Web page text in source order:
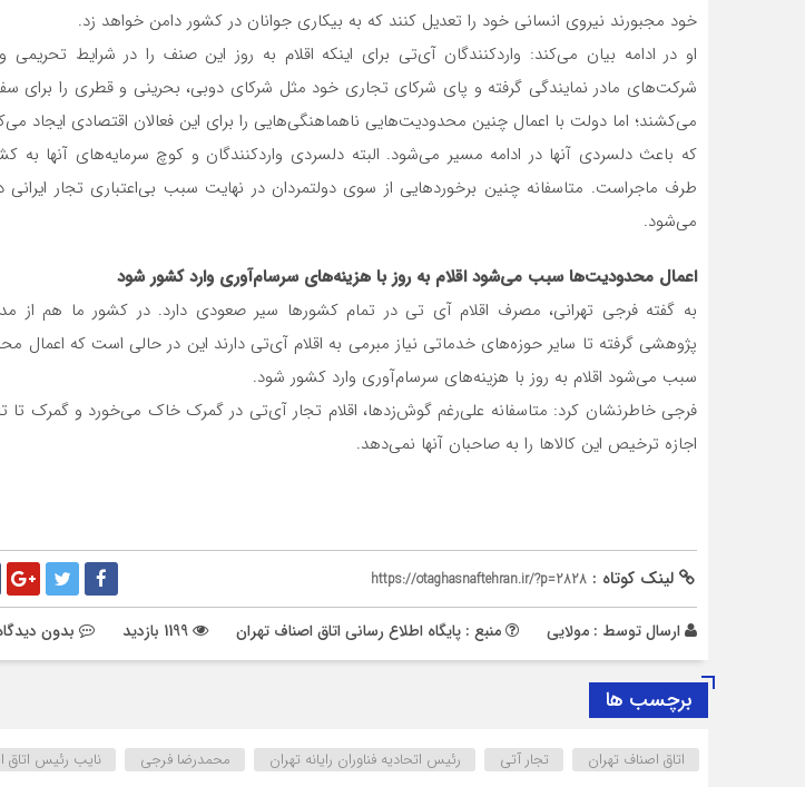
خود مجبورند نیروی انسانی خود را تعدیل کنند که به بیکاری جوانان در کشور دامن خواهد زد.
او در ادامه بیان می‌کند: واردکنندگان آی‌تی برای اینکه اقلام به روز این صنف را در شرایط تحریمی
شرکت‌های مادر نمایندگی گرفته و پای شرکای تجاری خود مثل شرکای دوبی، بحرینی و قطری را برای
می‌کشند؛ اما دولت با اعمال چنین محدودیت‌هایی ناهماهنگی‌هایی را برای این فعالان اقتصادی ایجاد
که باعث دلسردی آنها در ادامه مسیر می‌شود. البته دلسردی واردکنندگان و کوچ سرمایه‌های آنها به
طرف ماجراست. متاسفانه چنین برخوردهایی از سوی دولتمردان در نهایت سبب بی‌اعتباری تجار ایرانی
می‌شود.
اعمال محدودیت‌ها سبب می‌شود اقلام به روز با هزینه‌های سرسام‌آوری وارد کشور شود
به گفته فرجی تهرانی، مصرف اقلام آی تی در تمام کشورها سیر صعودی دارد. در کشور ما هم از
پژوهشی گرفته تا سایر حوزه‌های خدماتی نیاز مبرمی به اقلام آی‌تی دارند این در حالی است که اعمال
سبب می‌شود اقلام به روز با هزینه‌های سرسام‌آوری وارد کشور شود.
فرجی خاطرنشان کرد: متاسفانه علی‌رغم گوش‌زدها، اقلام تجار آی‌تی در گمرک خاک می‌خورد و گمرک تا
اجازه ترخیص این کالاها را به صاحبان آنها نمی‌دهد.
لینک کوتاه : https://otaghasnaftehran.ir/?p=2828
ارسال توسط : مولایی منبع : پایگاه اطلاع ‎رسانی اتاق اصناف تهران بدون
برچسب ها
اتاق اصناف تهران تجار آتی رئیس اتحادیه فناوران رایانه تهران محمدرضا فرجی نایب رئیس اتاق